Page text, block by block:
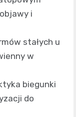
i
stałych u
w
biegunki
do